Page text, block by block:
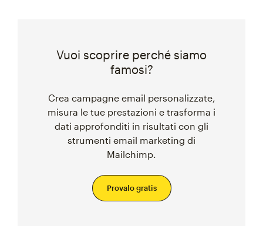
Vuoi scoprire perché siamo
famosi?
Crea campagne email personalizzate,
misura le tue prestazioni e trasforma i
dati approfonditi in risultati con gli
strumenti email marketing di
Mailchimp.
Provalo gratis